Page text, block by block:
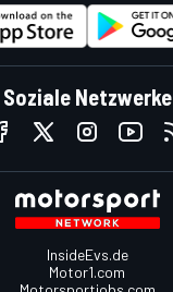
Soziale Netzwerke
InsideEvs.de
Motor1.com